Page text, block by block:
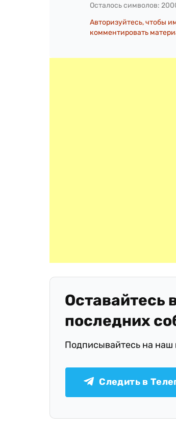
Осталось символов:
Авторизуйтесь, чтобы
комментировать
Оставайтесь
последних
Подписывайтесь на наш
Следить в